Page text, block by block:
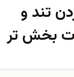
تند و
بخش تر
های